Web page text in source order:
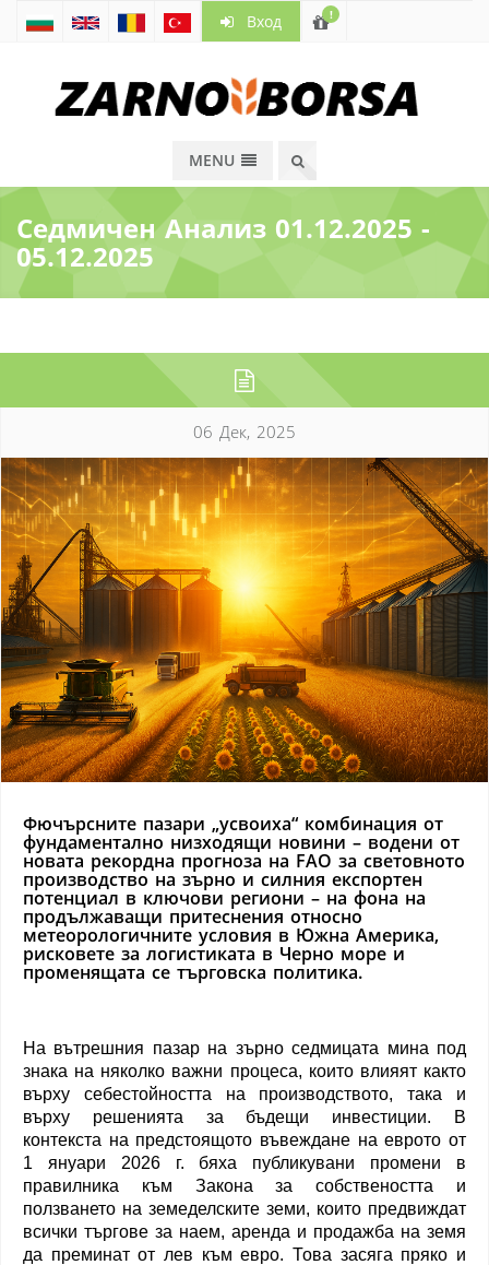
Вход !
MENU
Седмичен Анализ 01.12.2025 -
05.12.2025
06 Дек, 2025
Фючърсните пазари „усвоиха“ комбинация от
фундаментално низходящи новини – водени от
новата рекордна прогноза на FAO за световното
производство на зърно и силния експортен
потенциал в ключови региони – на фона на
продължаващи притеснения относно
метеорологичните условия в Южна Америка,
рисковете за логистиката в Черно море и
променящата се търговска политика.
На вътрешния пазар на зърно седмицата мина под
знака на няколко важни процеса, които влияят както
върху себестойността на производството, така и
върху решенията за бъдещи инвестиции. В
контекста на предстоящото въвеждане на еврото от
1 януари 2026 г. бяха публикувани промени в
правилника към Закона за собствеността и
ползването на земеделските земи, които предвиждат
всички търгове за наем, аренда и продажба на земя
да преминат от лев към евро. Това засяга пряко и